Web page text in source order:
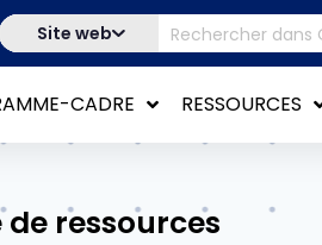
Site web
CADRE RESSOURCES
ressources